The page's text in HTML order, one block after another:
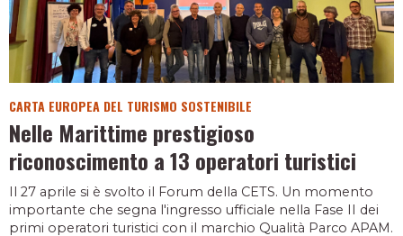
CARTA EUROPEA DEL TURISMO SOSTENIBILE
Nelle Marittime prestigioso
riconoscimento a 13 operatori turistici
Il 27 aprile si è svolto il Forum della CETS. Un momento
importante che segna l'ingresso ufficiale nella Fase II dei
primi operatori turistici con il marchio Qualità Parco APAM.